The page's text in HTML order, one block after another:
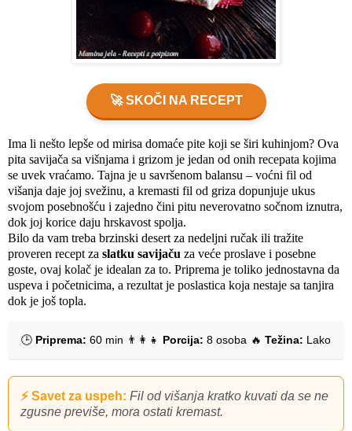
🚀 SKOČI NA RECEPT
Ima li nešto lepše od mirisa domaće pite koji se širi kuhinjom? Ova
pita savijača sa višnjama i grizom je jedan od onih recepata kojima
se uvek vraćamo. Tajna je u savršenom balansu – voćni fil od
višanja daje joj svežinu, a kremasti fil od griza dopunjuje ukus
svojom posebnošću i zajedno čini pitu neverovatno sočnom iznutra,
dok joj korice daju hrskavost spolja.
Bilo da vam treba brzinski desert za nedeljni ručak ili tražite
proveren recept za slatku savijaču za veće proslave i posebne
goste, ovaj kolač je idealan za to. Priprema je toliko jednostavna da
uspeva i početnicima, a rezultat je poslastica koja nestaje sa tanjira
dok je još topla.
🕒 Priprema: 60 min 👨‍👩‍👧 Porcija: 8 osoba 🔥 Težina: Lako
⚡ Savet za uspeh: Fil od višanja kratko kuvati da se ne
zgusne previše, mora ostati kremast.